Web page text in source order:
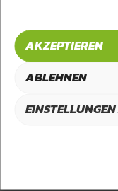
AKZEPTIEREN
ABLEHNEN